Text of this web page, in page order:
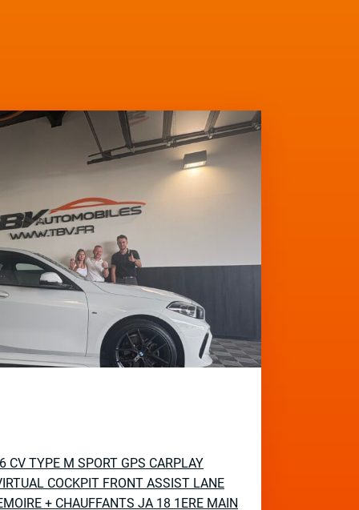
TYPE M SPORT GPS CARPLAY
COCKPIT FRONT ASSIST LANE
+ CHAUFFANTS JA 18 1ERE MAIN